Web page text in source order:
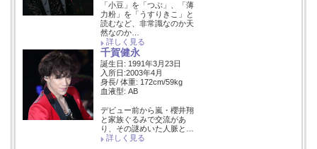
「小豆」を「つぶ」、「薄
力粉」を「うすりきこ」と
読むなど、非常識なのか天
然なのか…
詳しく見る
千賀健永
誕生日: 1991年3月23日
入所日:2003年4月
身長/ 体重: 172cm/59kg
血液型: AB
デビュー前から嵐・櫻井翔
と家族ぐるみで交流があ
り、その謎めいた人脈と…
詳しく見る